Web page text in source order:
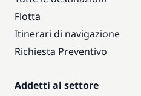
Flotta
Itinerari di navigazione
Richiesta Preventivo
Addetti al settore